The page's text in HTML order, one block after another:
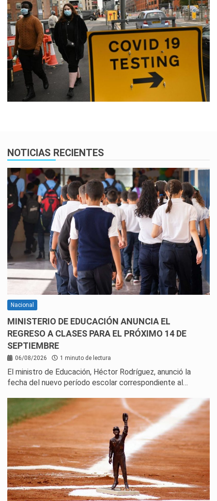
NOTICIAS RECIENTES
Nacional
MINISTERIO DE EDUCACIÓN ANUNCIA EL
REGRESO A CLASES PARA EL PRÓXIMO 14 DE
SEPTIEMBRE
06/08/2026 1 minuto de lectura
El ministro de Educación, Héctor Rodríguez, anunció la
fecha del nuevo período escolar correspondiente al…